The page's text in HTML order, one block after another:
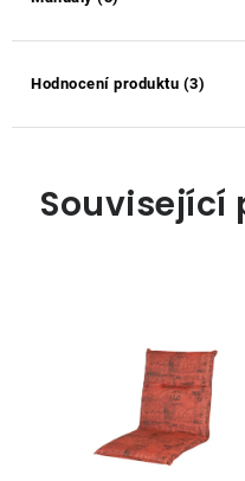
Hodnocení produktu (3)
Související